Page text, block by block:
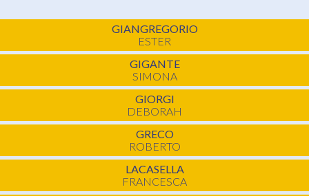
GIANGREGORIO
ESTER
GIGANTE
SIMONA
GIORGI
DEBORAH
GRECO
ROBERTO
LACASELLA
FRANCESCA